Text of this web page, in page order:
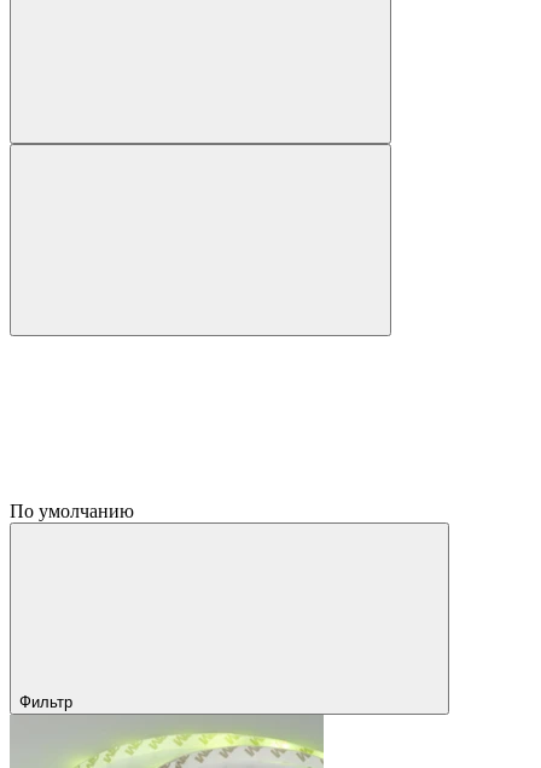
По умолчанию
Фильтр